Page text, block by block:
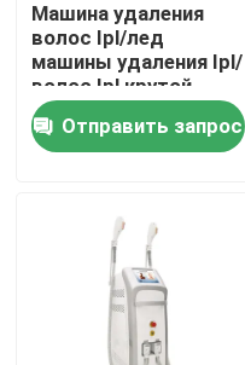
Дом
Ролики
VR - шоу
Машина удаления
волос Ipl/лед
машины удаления Ipl/
волос Ipl крутой
Отправить запрос